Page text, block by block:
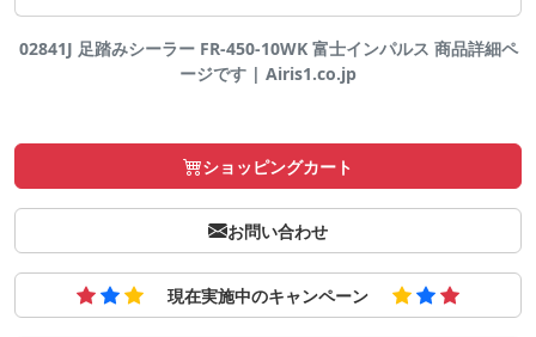
02841J 足踏みシーラー FR-450-10WK 富士インパルス 商品詳細ペ
ージです | Airis1.co.jp
ショッピングカート
お問い合わせ
現在実施中のキャンペーン